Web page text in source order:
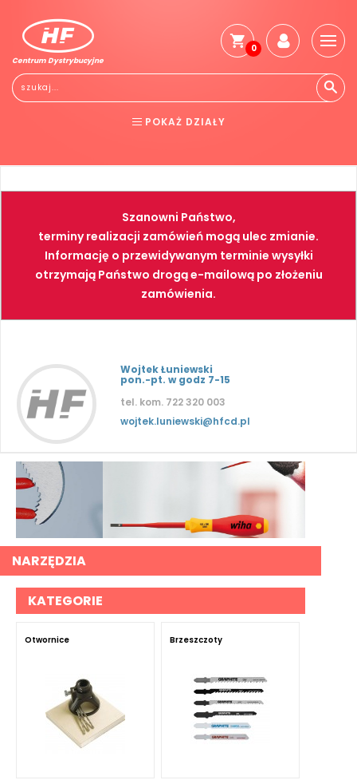
Centrum Dystrybucyjne
0
POKAŻ DZIAŁY
NARZĘDZIA SPAWALNICTWO
FARBY PNEUMATYKA
Szanowni Państwo,
terminy realizacji zamówień mogą ulec zmianie.
Informację o przewidywanym terminie wysyłki
otrzymają Państwo drogą e-mailową po złożeniu
zamówienia.
Wojtek Łuniewski
pon.-pt. w godz 7-15
tel. kom. 722 320 003
wojtek.luniewski@hfcd.pl
NARZĘDZIA
KATEGORIE
Otwornice Brzeszczoty